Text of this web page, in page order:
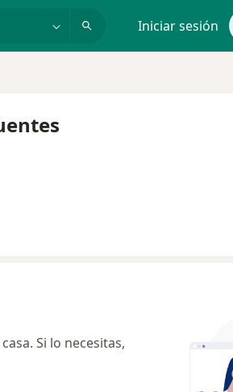
Iniciar sesión
Si lo necesitas,